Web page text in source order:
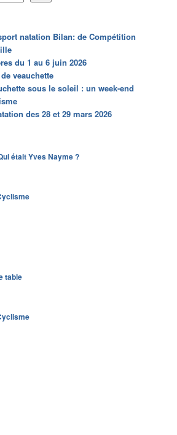
natation Bilan: de Compétition
du 1 au 6 juin 2026
veauchette
sous le soleil : un week-end
des 28 et 29 mars 2026
était Yves Nayme ?
table